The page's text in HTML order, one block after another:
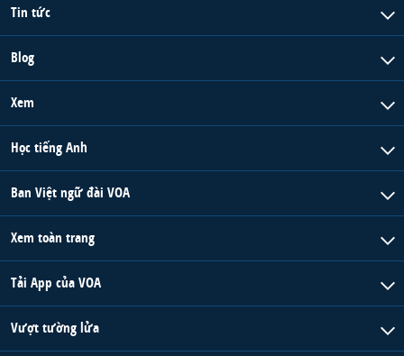
Tin tức
Blog
Xem
Học tiếng Anh
Ban Việt ngữ đài VOA
Xem toàn trang
Tải App của VOA
Vượt tường lửa